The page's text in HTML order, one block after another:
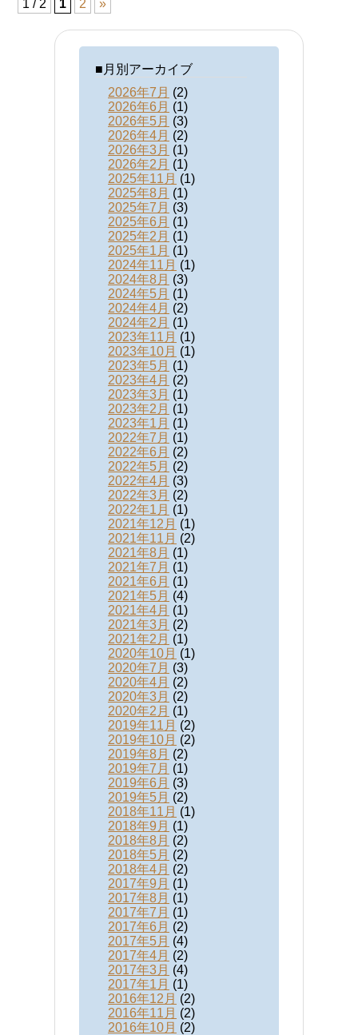
1 / 2 1 2 »
■月別アーカイブ
2026年7月 (2)
2026年6月 (1)
2026年5月 (3)
2026年4月 (2)
2026年3月 (1)
2026年2月 (1)
2025年11月 (1)
2025年8月 (1)
2025年7月 (3)
2025年6月 (1)
2025年2月 (1)
2025年1月 (1)
2024年11月 (1)
2024年8月 (3)
2024年5月 (1)
2024年4月 (2)
2024年2月 (1)
2023年11月 (1)
2023年10月 (1)
2023年5月 (1)
2023年4月 (2)
2023年3月 (1)
2023年2月 (1)
2023年1月 (1)
2022年7月 (1)
2022年6月 (2)
2022年5月 (2)
2022年4月 (3)
2022年3月 (2)
2022年1月 (1)
2021年12月 (1)
2021年11月 (2)
2021年8月 (1)
2021年7月 (1)
2021年6月 (1)
2021年5月 (4)
2021年4月 (1)
2021年3月 (2)
2021年2月 (1)
2020年10月 (1)
2020年7月 (3)
2020年4月 (2)
2020年3月 (2)
2020年2月 (1)
2019年11月 (2)
2019年10月 (2)
2019年8月 (2)
2019年7月 (1)
2019年6月 (3)
2019年5月 (2)
2018年11月 (1)
2018年9月 (1)
2018年8月 (2)
2018年5月 (2)
2018年4月 (2)
2017年9月 (1)
2017年8月 (1)
2017年7月 (1)
2017年6月 (2)
2017年5月 (4)
2017年4月 (2)
2017年3月 (4)
2017年1月 (1)
2016年12月 (2)
2016年11月 (2)
2016年10月 (2)